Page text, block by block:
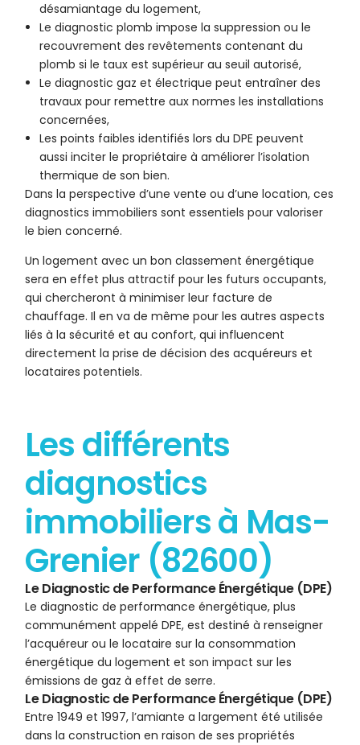
désamiantage du logement,
Le diagnostic plomb impose la suppression ou le
recouvrement des revêtements contenant du
plomb si le taux est supérieur au seuil autorisé,
Le diagnostic gaz et électrique peut entraîner des
travaux pour remettre aux normes les installations
concernées,
Les points faibles identifiés lors du DPE peuvent
aussi inciter le propriétaire à améliorer l’isolation
thermique de son bien.
Dans la perspective d’une vente ou d’une location, ces
diagnostics immobiliers sont essentiels pour valoriser
le bien concerné.
Un logement avec un bon classement énergétique
sera en effet plus attractif pour les futurs occupants,
qui chercheront à minimiser leur facture de
chauffage. Il en va de même pour les autres aspects
liés à la sécurité et au confort, qui influencent
directement la prise de décision des acquéreurs et
locataires potentiels.
Les différents
diagnostics
immobiliers à Mas-
Grenier (82600)
Le Diagnostic de Performance Énergétique (DPE)
Le diagnostic de performance énergétique, plus
communément appelé DPE, est destiné à renseigner
l’acquéreur ou le locataire sur la consommation
énergétique du logement et son impact sur les
émissions de gaz à effet de serre.
Le Diagnostic de Performance Énergétique (DPE)
Entre 1949 et 1997, l’amiante a largement été utilisée
dans la construction en raison de ses propriétés